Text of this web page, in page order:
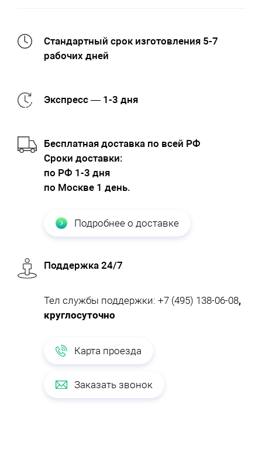
Стандартный срок изготовления 5-7
рабочих дней
Экспресс — 1-3 дня
Бесплатная доставка по всей РФ
Cроки доставки:
по РФ 1-3 дня
по Москве 1 день.
Подробнее о доставке
Поддержка 24/7
Тел службы поддержки: +7 (495) 138-06-08,
круглосуточно
Карта проезда
Заказать звонок